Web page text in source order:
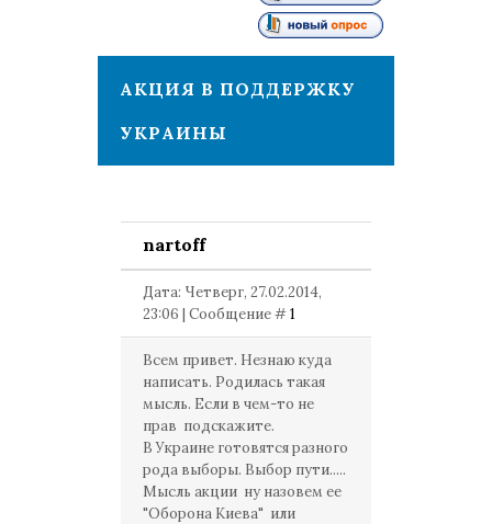
АКЦИЯ В ПОДДЕРЖКУ
УКРАИНЫ
nartoff
Дата: Четверг, 27.02.2014,
23:06 | Сообщение #1
Всем привет. Незнаю куда
написать. Родилась такая
мысль. Если в чем-то не
прав подскажите.
В Украине готовятся разного
рода выборы. Выбор пути.....
Мысль акции ну назовем ее
"Оборона Киева" или